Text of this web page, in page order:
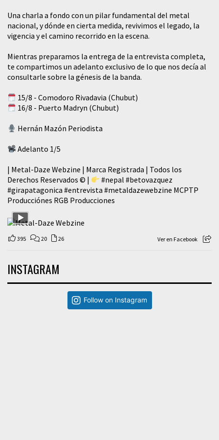
​Una charla a fondo con un pilar fundamental del metal
nacional, y dónde en cierta medida, revivimos el legado, la
vigencia y el camino recorrido en la escena.
Mientras preparamos la entrega de la entrevista completa,
te compartimos un adelanto exclusivo de lo que nos decía al
consultarle sobre la génesis de la banda.
15/8 - Comodoro Rivadavia (Chubut)
16/8 - Puerto Madryn (Chubut)
Hernán Mazón Periodista
Adelanto 1/5
| Metal-Daze Webzine | Marca Registrada | Todos los
Derechos Reservados © |
#nepal #betovazquez
#girapatagonica #entrevista #metaldazewebzine MCPTP
Producciónes RGB Producciones
395 20 26 Ver en Facebook
INSTAGRAM
Follow on Instagram